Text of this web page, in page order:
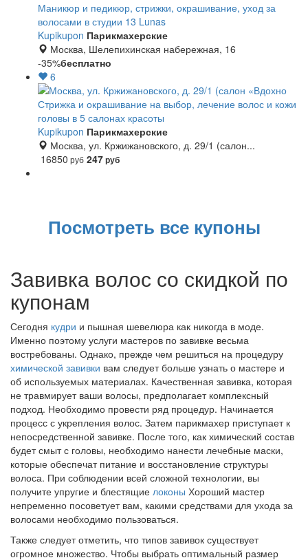
Маникюр и педикюр, стрижки, окрашивание, уход за
волосами в студии 13 Lunas
Kupikupon Парикмахерские
Москва, Шелепихинская набережная, 16
-35%бесплатно
6
Стрижка и окрашивание на выбор, лечение волос и кожи
головы в 5 салонах красоты
Kupikupon Парикмахерские
Москва, ул. Кржижановского, д. 29/1 (салон...
16850 руб 247руб
Посмотреть все купоны
Завивка волос со скидкой по
купонам
Сегодня кудри и пышная шевелюра как никогда в моде.
Именно поэтому услуги мастеров по завивке весьма
востребованы. Однако, прежде чем решиться на процедуру
химической завивки вам следует больше узнать о мастере и
об используемых материалах. Качественная завивка, которая
не травмирует ваши волосы, предполагает комплексный
подход. Необходимо провести ряд процедур. Начинается
процесс с укрепления волос. Затем парикмахер приступает к
непосредственной завивке. После того, как химический состав
будет смыт с головы, необходимо нанести лечебные маски,
которые обеспечат питание и восстановление структуры
волоса. При соблюдении всей сложной технологии, вы
получите упругие и блестящие локоны Хороший мастер
непременно посоветует вам, какими средствами для ухода за
волосами необходимо пользоваться.
Также следует отметить, что типов завивок существует
огромное множество. Чтобы выбрать оптимальный размер